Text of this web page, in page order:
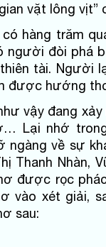
vặt lông
hàng trăm
người đòi phá
tài. Người
được hướng
vậy đang
Lại nhớ
ngàng về sự
Thanh Nhàn,
được rọc
vào xét giải,
sau: